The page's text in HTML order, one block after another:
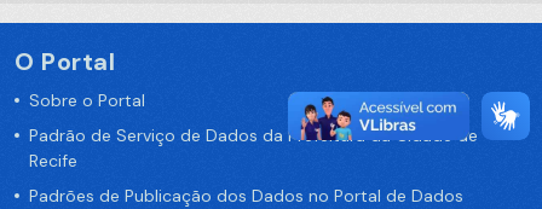
O Portal
Sobre o Portal
Padrão de Serviço de Dados da Prefeitura da Cidade de
Recife
Padrões de Publicação dos Dados no Portal de Dados